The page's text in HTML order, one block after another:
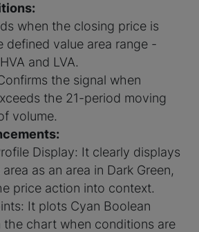
when the closing price is
defined value area range -
and LVA.
the signal when
the 21-period moving
volume.
Display: It clearly displays
as an area in Dark Green,
price action into context.
It plots Cyan Boolean
the chart when conditions are